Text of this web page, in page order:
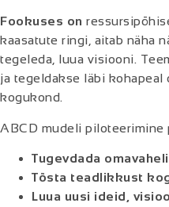
Fookuses on
kaasatute ringi, aitab näha
tegeleda, luua visiooni.
ja tegeldakse läbi kohapeal
kogukond.
ABCD mudeli piloteerimine
Tugevdada
Tõsta teadlikkust
Luua uusi ideid,